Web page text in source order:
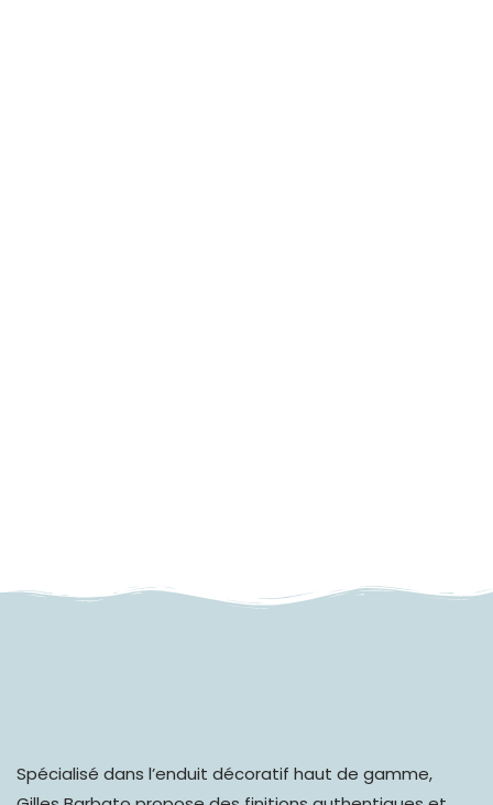
Spécialisé dans l’enduit décoratif haut de gamme,